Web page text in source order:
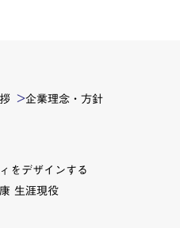
企業理念・方針
をデザインする
生涯現役